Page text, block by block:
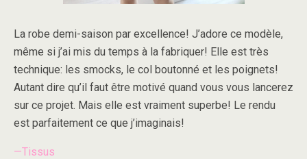
La robe demi-saison par excellence! J’adore ce modèle,
même si j’ai mis du temps à la fabriquer! Elle est très
technique: les smocks, le col boutonné et les poignets!
Autant dire qu’il faut être motivé quand vous vous lancerez
sur ce projet. Mais elle est vraiment superbe! Le rendu
est parfaitement ce que j’imaginais!
—Tissus